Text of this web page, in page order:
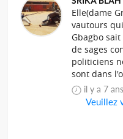
Elle(dame
vautours
Gbagbo
de sages
politiciens
sont dans
il y a 7
Veuillez